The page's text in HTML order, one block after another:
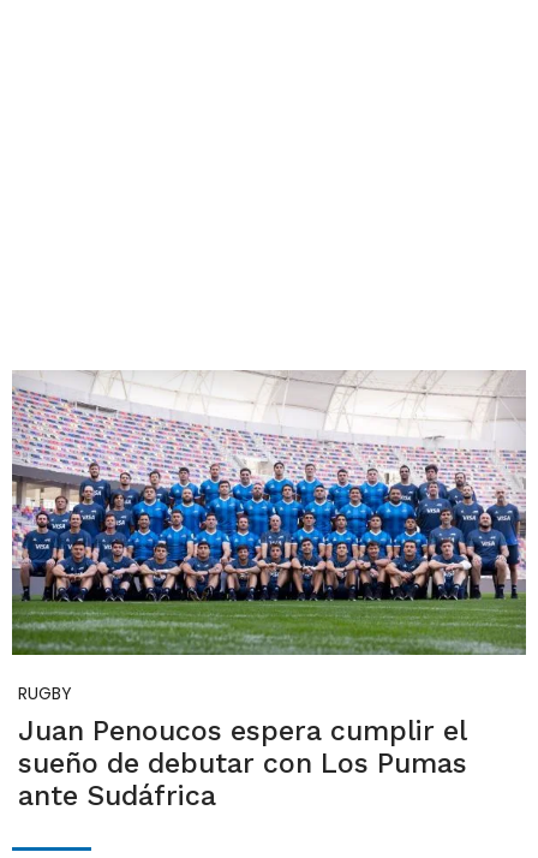
RUGBY
Juan Penoucos espera cumplir el
sueño de debutar con Los Pumas
ante Sudáfrica